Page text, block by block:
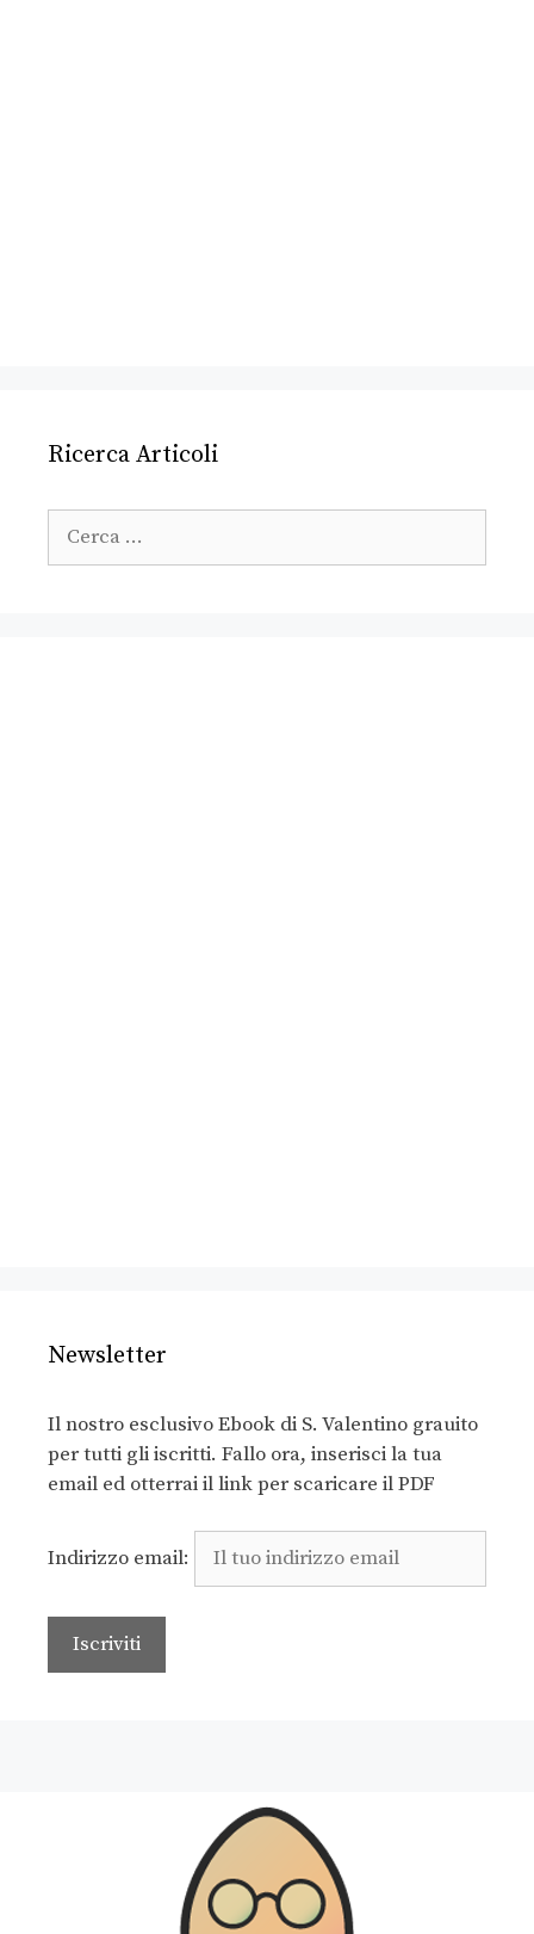
Ricerca Articoli
Newsletter
Il nostro esclusivo Ebook di S. Valentino grauito
per tutti gli iscritti. Fallo ora, inserisci la tua
email ed otterrai il link per scaricare il PDF
Indirizzo email: